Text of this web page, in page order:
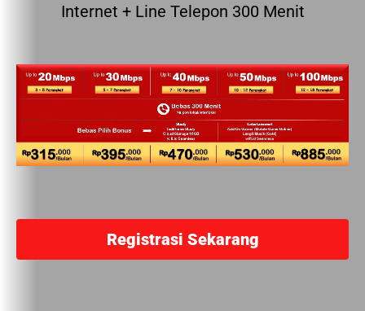
Internet + Line Telepon 300 Menit
Registrasi Sekarang